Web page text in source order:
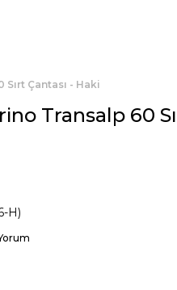
Çantası - Haki
Transalp 60
H)